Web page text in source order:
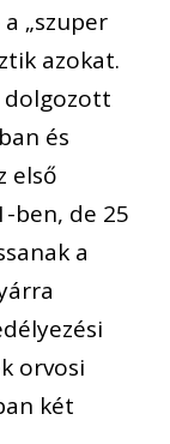
„szuper
azokat.
dolgozott
és
első
ben, de 25
a
orvosi
két